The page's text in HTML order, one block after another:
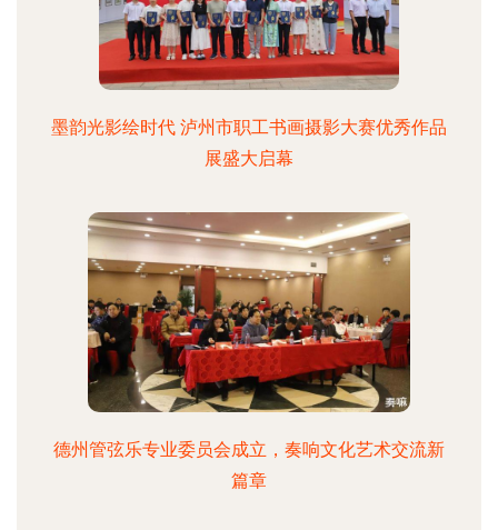
墨韵光影绘时代 泸州市职工书画摄影大赛优秀作品
展盛大启幕
德州管弦乐专业委员会成立，奏响文化艺术交流新
篇章